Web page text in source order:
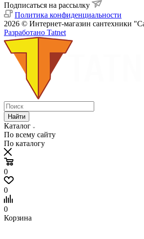
Подписаться на рассылку
Политика конфиденциальности
2026 © Интернет-магазин сантехники
Разработано Tatnet
Найти
Каталог
По всему сайту
По каталогу
0
0
0
Корзина